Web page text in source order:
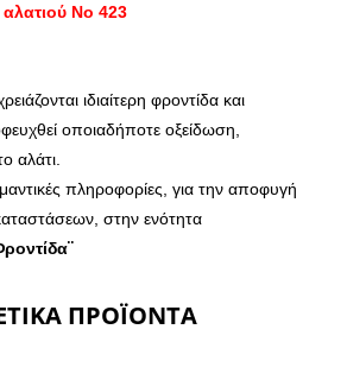
αλατιού Νο 423
ιδιαίτερη φροντίδα και
οποιαδήποτε οξείδωση,
αλάτι.
πληροφορίες, για την αποφυγή
στην ενότητα
ΠΡΟΪΌΝΤΑ